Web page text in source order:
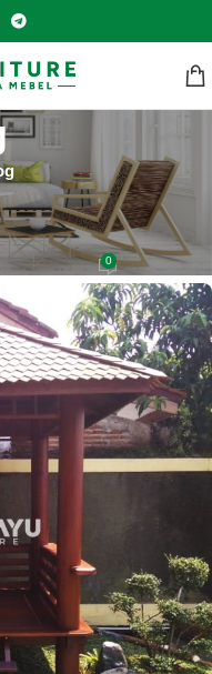
Gazebo
2021-04-22 0